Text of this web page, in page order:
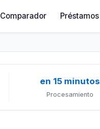
Comparador Préstamos
en 15 minutos
Procesamiento